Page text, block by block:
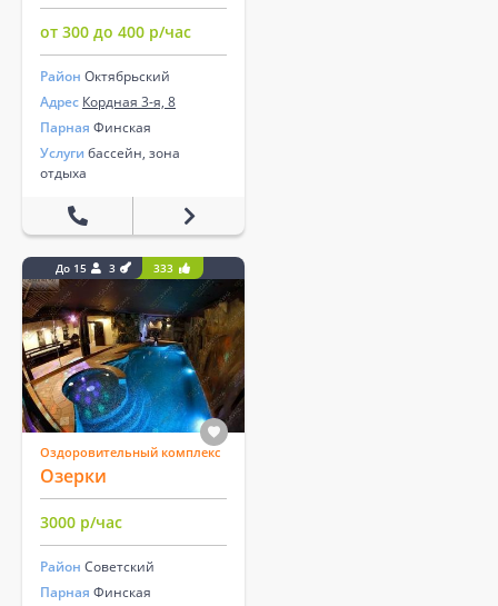
от 300 до 400 р/час
Район Октябрьский
Адрес Кордная 3-я, 8
Парная Финская
Услуги бассейн, зона
отдыха
До 15 3 333
Оздоровительный комплекс
Озерки
3000 р/час
Район Советский
Парная Финская